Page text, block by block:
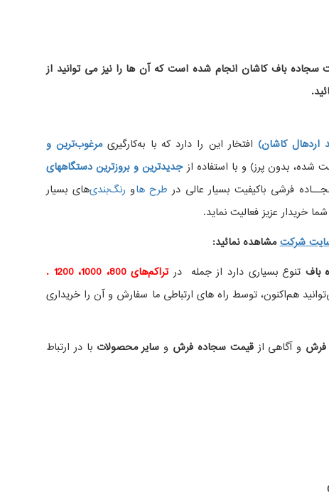
سجاده باف کاشان انجام شده است که آن ها را نیز می توانید از
کاشان) افتخار این را دارد که با به‌کارگیریمرغوب‌ترین و
بدون پرز) و با استفاده ازجدیدترین و بروزترین دستگاههای
فرشی باکیفیت بسیار عالی در طرح هاو
های بسیار
خریدار عزیز فعالیت نماید.
شرکتمشاهده نمائید:
باف تنوع بسیاری دارد از جمله در
تراکم‌های 800، 1000، 1200 .
هم‌اکنون، توسط راه های ارتباطی ما سفارش و آن را خریداری
فرش و آگاهی ازقیمت سجاده فرش و سایر محصولات با در ارتباط